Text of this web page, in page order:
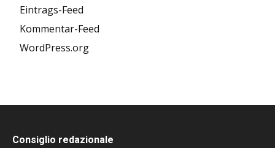
Eintrags-Feed
Kommentar-Feed
WordPress.org
Consiglio redazionale